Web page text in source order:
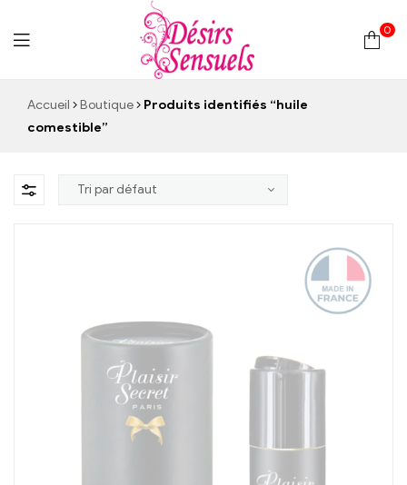
Desirs
0
Accueil Boutique
Produits identifiés “huile
comestible”